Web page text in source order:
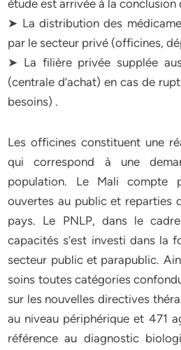
étude est arrivée à la conclusion
➤ La distribution des
par le secteur privé (officines,
➤ La filière privée supplée
(centrale d’achat) en cas de
besoins) .
Les officines constituent une
qui correspond à une
population. Le Mali compte
ouvertes au public et reparties
pays. Le PNLP, dans le
capacités s’est investi dans la
secteur public et parapublic.
soins toutes catégories
sur les nouvelles directives
au niveau périphérique et 471
référence au diagnostic